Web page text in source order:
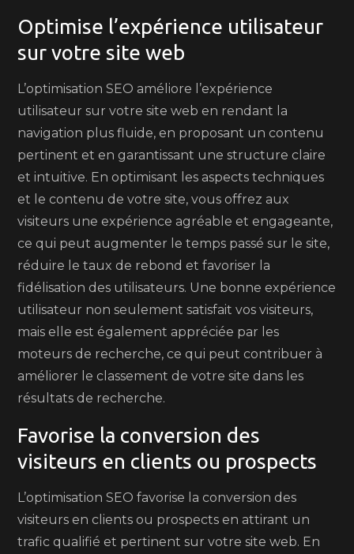
Optimise l’expérience utilisateur
sur votre site web
L’optimisation SEO améliore l’expérience
utilisateur sur votre site web en rendant la
navigation plus fluide, en proposant un contenu
pertinent et en garantissant une structure claire
et intuitive. En optimisant les aspects techniques
et le contenu de votre site, vous offrez aux
visiteurs une expérience agréable et engageante,
ce qui peut augmenter le temps passé sur le site,
réduire le taux de rebond et favoriser la
fidélisation des utilisateurs. Une bonne expérience
utilisateur non seulement satisfait vos visiteurs,
mais elle est également appréciée par les
moteurs de recherche, ce qui peut contribuer à
améliorer le classement de votre site dans les
résultats de recherche.
Favorise la conversion des
visiteurs en clients ou prospects
L’optimisation SEO favorise la conversion des
visiteurs en clients ou prospects en attirant un
trafic qualifié et pertinent sur votre site web. En